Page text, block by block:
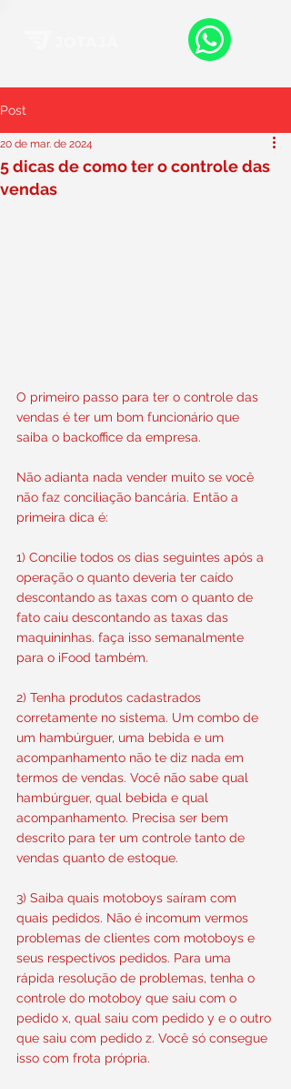
Post
5 dicas de como ter o controle das
vendas
20 de mar. de 2024
O primeiro passo para ter o controle das
vendas é ter um bom funcionário que
saiba o backoffice da empresa.
Não adianta nada vender muito se você
não faz conciliação bancária. Então a
primeira dica é:
1) Concilie todos os dias seguintes após a
operação o quanto deveria ter caído
descontando as taxas com o quanto de
fato caiu descontando as taxas das
maquininhas. faça isso semanalmente
para o iFood também.
2) Tenha produtos cadastrados
corretamente no sistema. Um combo de
um hambúrguer, uma bebida e um
acompanhamento não te diz nada em
termos de vendas. Você não sabe qual
hambúrguer, qual bebida e qual
acompanhamento. Precisa ser bem
descrito para ter um controle tanto de
vendas quanto de estoque.
3) Saiba quais motoboys saíram com
quais pedidos. Não é incomum vermos
problemas de clientes com motoboys e
seus respectivos pedidos. Para uma
rápida resolução de problemas, tenha o
controle do motoboy que saiu com o
pedido x, qual saiu com pedido y e o outro
que saiu com pedido z. Você só consegue
isso com frota própria.